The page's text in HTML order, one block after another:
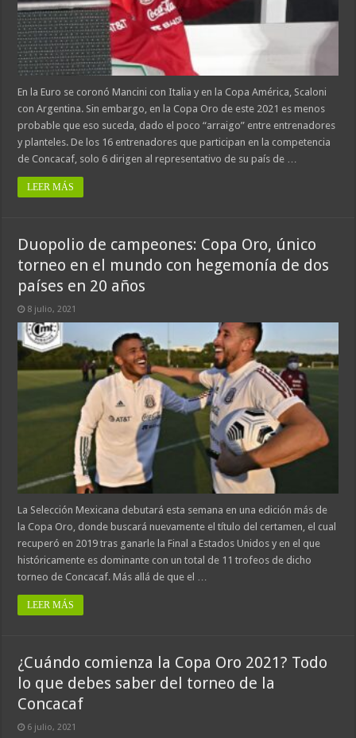
En la Euro se coronó Mancini con Italia y en la Copa América, Scaloni
con Argentina. Sin embargo, en la Copa Oro de este 2021 es menos
probable que eso suceda, dado el poco “arraigo” entre entrenadores
y planteles. De los 16 entrenadores que participan en la competencia
de Concacaf, solo 6 dirigen al representativo de su país de …
LEER MÁS
Duopolio de campeones: Copa Oro, único
torneo en el mundo con hegemonía de dos
países en 20 años
8 julio, 2021
La Selección Mexicana debutará esta semana en una edición más de
la Copa Oro, donde buscará nuevamente el título del certamen, el cual
recuperó en 2019 tras ganarle la Final a Estados Unidos y en el que
históricamente es dominante con un total de 11 trofeos de dicho
torneo de Concacaf. Más allá de que el …
LEER MÁS
¿Cuándo comienza la Copa Oro 2021? Todo
lo que debes saber del torneo de la
Concacaf
6 julio, 2021